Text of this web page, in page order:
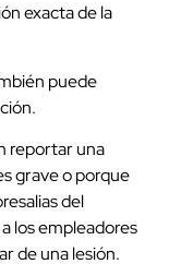
exacta de la
puede
reportar una
grave o porque
del
los empleadores
de una lesión.